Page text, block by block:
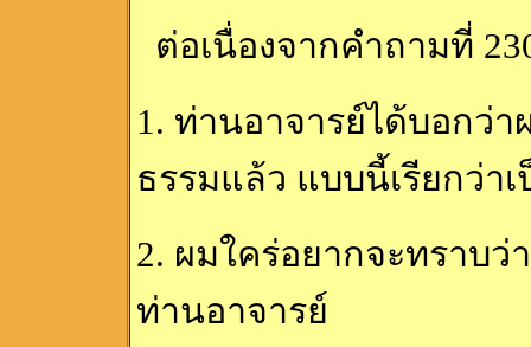
ต่อเนื่องจากคำถามที่
1. ท่านอาจารย์ได้บอกว่
ธรรมแล้ว แบบนี้เรียกว่า
2. ผมใคร่อยากจะทราบ
ท่านอาจารย์